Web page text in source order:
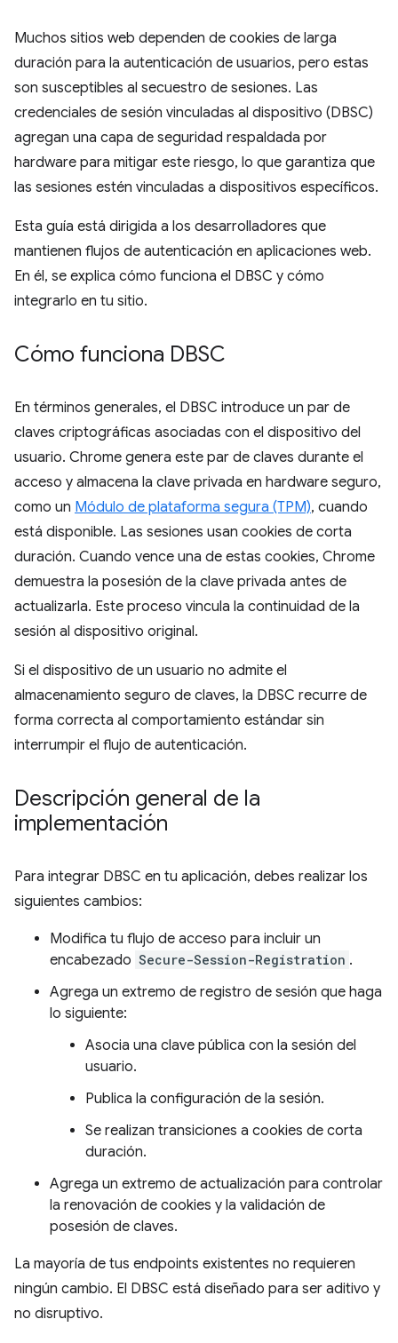
Muchos sitios web dependen de cookies de larga
duración para la autenticación de usuarios, pero estas
son susceptibles al secuestro de sesiones. Las
credenciales de sesión vinculadas al dispositivo (DBSC)
agregan una capa de seguridad respaldada por
hardware para mitigar este riesgo, lo que garantiza que
las sesiones estén vinculadas a dispositivos específicos.
Esta guía está dirigida a los desarrolladores que
mantienen flujos de autenticación en aplicaciones web.
En él, se explica cómo funciona el DBSC y cómo
integrarlo en tu sitio.
Cómo funciona DBSC
En términos generales, el DBSC introduce un par de
claves criptográficas asociadas con el dispositivo del
usuario. Chrome genera este par de claves durante el
acceso y almacena la clave privada en hardware seguro,
como un Módulo de plataforma segura (TPM), cuando
está disponible. Las sesiones usan cookies de corta
duración. Cuando vence una de estas cookies, Chrome
demuestra la posesión de la clave privada antes de
actualizarla. Este proceso vincula la continuidad de la
sesión al dispositivo original.
Si el dispositivo de un usuario no admite el
almacenamiento seguro de claves, la DBSC recurre de
forma correcta al comportamiento estándar sin
interrumpir el flujo de autenticación.
Descripción general de la
implementación
Para integrar DBSC en tu aplicación, debes realizar los
siguientes cambios:
Modifica tu flujo de acceso para incluir un
encabezado Secure-Session-Registration .
Agrega un extremo de registro de sesión que haga
lo siguiente:
Asocia una clave pública con la sesión del
usuario.
Publica la configuración de la sesión.
Se realizan transiciones a cookies de corta
duración.
Agrega un extremo de actualización para controlar
la renovación de cookies y la validación de
posesión de claves.
La mayoría de tus endpoints existentes no requieren
ningún cambio. El DBSC está diseñado para ser aditivo y
no disruptivo.